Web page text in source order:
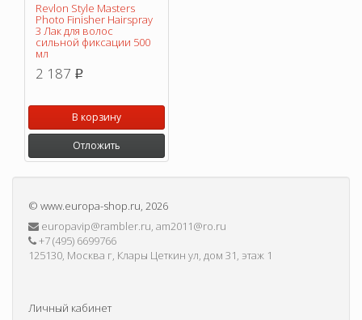
Revlon Style Masters
Photo Finisher Hairspray
3 Лак для волос
сильной фиксации 500
мл
2 187 p
В корзину
Отложить
© www.europa-shop.ru, 2026
europavip@rambler.ru, am2011@ro.ru
+7 (495) 6699766
125130, Москва г, Клары Цеткин ул, дом 31, этаж 1
Личный кабинет